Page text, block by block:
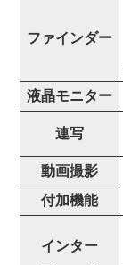
ファインダー
液晶モニター
連写
動画撮影
付加機能
インター